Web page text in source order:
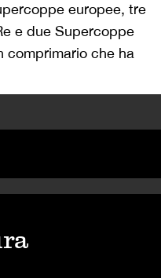
europee, tre
e due Supercoppe
comprimario che ha